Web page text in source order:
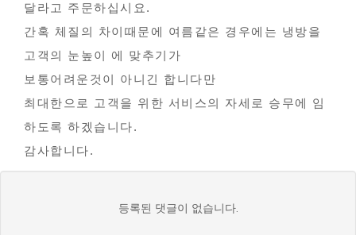
달라고 주문하십시요.
간혹 체질의 차이때문에 여름같은 경우에는 냉방을
고객의 눈높이 에 맞추기가
보통어려운것이 아니긴 합니다만
최대한으로 고객을 위한 서비스의 자세로 승무에 임
하도록 하겠습니다.
감사합니다.
등록된 댓글이 없습니다.